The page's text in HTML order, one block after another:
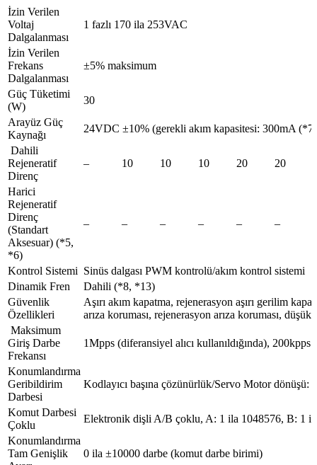
İzin Verilen
Voltaj
Dalgalanması
1 fazlı 170 ila 253VAC
İzin Verilen
Frekans
Dalgalanması
±5% maksimum
Güç Tüketimi
(W)
30
Arayüz Güç
Kaynağı
24VDC ±10% (gerekli akım kapasitesi: 300mA
Dahili
Rejeneratif
Direnç
– 10 10 10 20 20
Harici
Rejeneratif
Direnç
(Standart
Aksesuar) (*5,
*6)
– – – – – –
Kontrol Sistemi Sinüs dalgası PWM kontrolü/akım kontrol sistemi
Dinamik Fren
Dahili (*8, *13)
Güvenlik
Özellikleri
Aşırı akım kapatma, rejenerasyon aşırı gerilim
arıza koruması, rejenerasyon arıza koruması,
Maksimum
Giriş Darbe
Frekansı
1Mpps (diferansiyel alıcı kullanıldığında),
Konumlandırma
Geribildirim
Darbesi
Kodlayıcı başına çözünürlük/Servo Motor dönüşü:
Komut Darbesi
Çoklu
Elektronik dişli A/B çoklu, A: 1 ila 1048576, B: 1
Konumlandırma
Tam Genişlik
0 ila ±10000 darbe (komut darbe birimi)